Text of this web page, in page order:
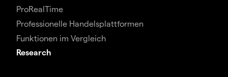
ProRealTime
Professionelle Handelsplattformen
Funktionen im Vergleich
Research